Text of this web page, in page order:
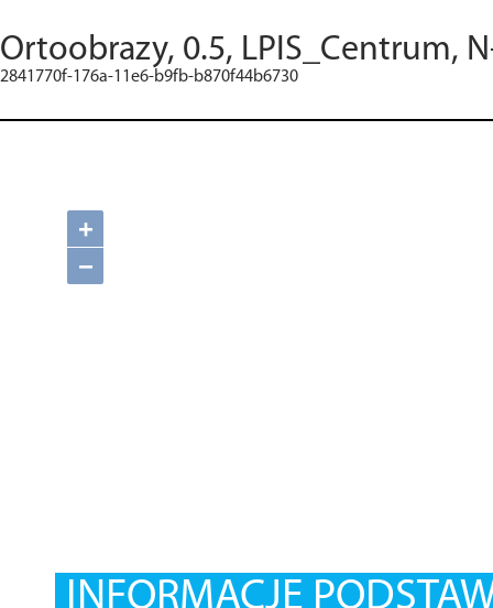
Ortoobrazy, 0.5, LPIS_Centrum,
2841770f-176a-11e6-b9fb-b870f44b6730
+
−
INFORMACJE